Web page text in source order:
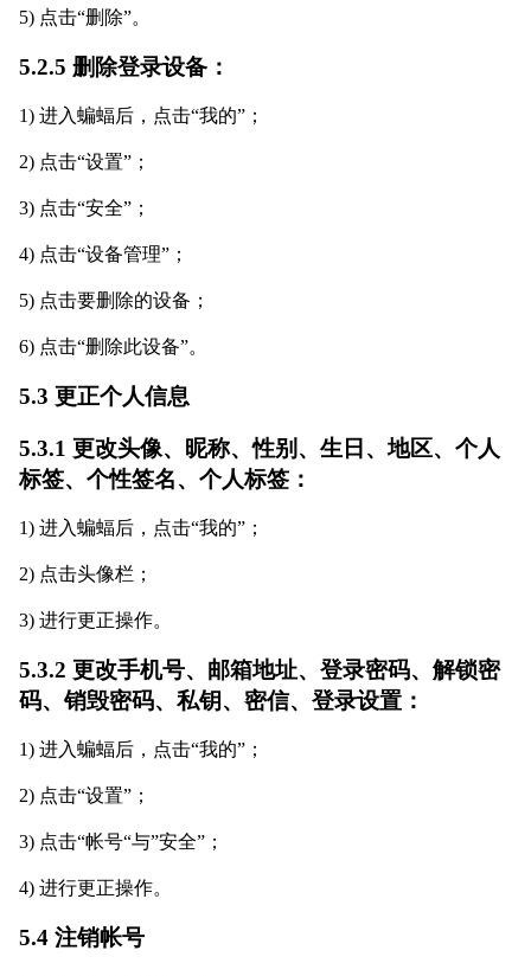
5) 点击“删除”。
5.2.5 删除登录设备：
1) 进入蝙蝠后，点击“我的”；
2) 点击“设置”；
3) 点击“安全”；
4) 点击“设备管理”；
5) 点击要删除的设备；
6) 点击“删除此设备”。
5.3 更正个人信息
5.3.1 更改头像、昵称、性别、生日、地区、个人
标签、个性签名、个人标签：
1) 进入蝙蝠后，点击“我的”；
2) 点击头像栏；
3) 进行更正操作。
5.3.2 更改手机号、邮箱地址、登录密码、解锁密
码、销毁密码、私钥、密信、登录设置：
1) 进入蝙蝠后，点击“我的”；
2) 点击“设置”；
3) 点击“帐号“与”安全”；
4) 进行更正操作。
5.4 注销帐号